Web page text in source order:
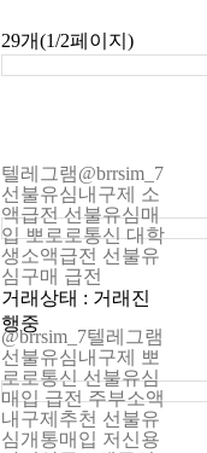
29개(1/2페이지)
텔레그램@brrsim_7
선불유심내구제 소
액급전 선불유심매
입 뽀로로통신 대학
생소액급전 선불유
심구매 급전
거래상태 : 거래진
행중
@brrsim_7텔레그램
선불유심내구제 뽀
로로통신 선불유심
매입 급전 주부소액
내구제추천 선불유
심개통매입 저신용